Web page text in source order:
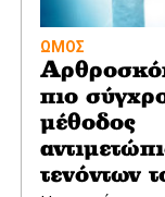
ΩΜΟΣ
πιο
μέθοδος
τενόντων